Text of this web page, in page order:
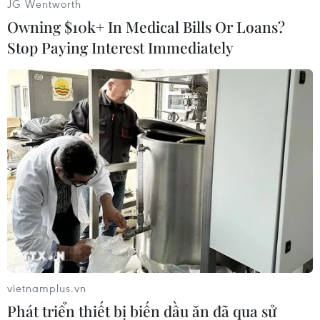
quyền và toàn vẹn lãnh thổ của Liên bang Nga
nhằm đối phó với các mối đe dọa và khiêu
khích./.
Hải quân Trung Quốc,
Nga và Iran tiến hành tập
trận chung ở Vịnh Oman
Trung Quốc cử các tàu khu trục
mang tên lửa dẫn đường Urumqi,
Linyi và tàu tiếp tế toàn diện
Dongpinghu tham gia tập
trận "Vành đai An ninh Hàng hải
2024" với Nga và Iran.
(TTXVN/Vietnam+)
JG Wentworth
Owning $10k+ In Medical Bills Or Loans?
Stop Paying Interest Immediately
vietnamplus.vn
Phát triển thiết bị biến dầu ăn đã qua sử